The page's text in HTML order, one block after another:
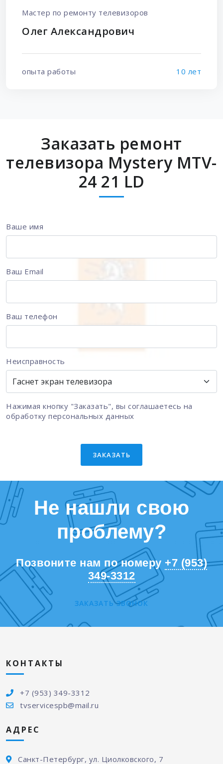
Мастер по ремонту телевизоров
Олег Александрович
опыта работы 10 лет
Заказать ремонт
телевизора Mystery MTV-
24 21 LD
Ваше имя
Ваш Email
Ваш телефон
Неисправность
Нажимая кнопку "Заказать", вы соглашаетесь на
обработку персональных данных
ЗАКАЗАТЬ
Не нашли свою
проблему?
Позвоните нам по номеру +7 (953)
349-3312
ЗАКАЗАТЬ ЗВОНОК
КОНТАКТЫ
+7 (953) 349-3312
tvservicespb@mail.ru
АДРЕС
Санкт-Петербург, ул. Циолковского, 7